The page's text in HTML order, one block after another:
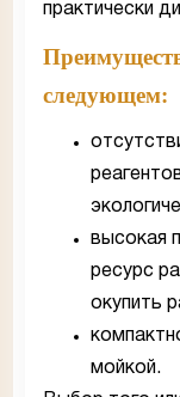
практически
следующем:
высокая
ресурс
окупить
мойкой.